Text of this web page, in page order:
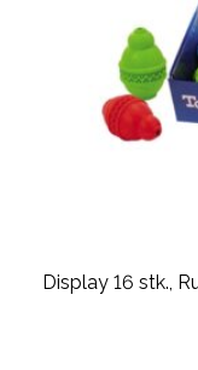
Display 16 stk.,